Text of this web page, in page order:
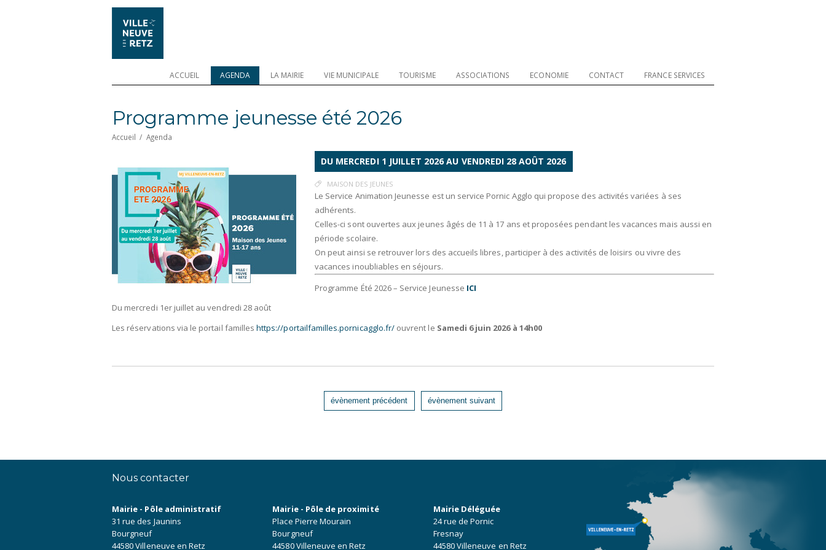
ACCUEIL AGENDA LA MAIRIE VIE MUNICIPALE TOURISME ASSOCIATIONS ECONOMIE CONTACT FRANCE SERVICES
Programme jeunesse été 2026
Accueil / Agenda
DU MERCREDI 1 JUILLET 2026 AU VENDREDI 28 AOÛT 2026
MAISON DES JEUNES
Le Service Animation Jeunesse est un service Pornic Agglo qui propose des activités variées à ses
adhérents.
Celles-ci sont ouvertes aux jeunes âgés de 11 à 17 ans et proposées pendant les vacances mais aussi en
période scolaire.
On peut ainsi se retrouver lors des accueils libres, participer à des activités de loisirs ou vivre des
vacances inoubliables en séjours.
Programme Été 2026 – Service Jeunesse ICI
Du mercredi 1er juillet au vendredi 28 août
Les réservations via le portail familleshttps://portailfamilles.pornicagglo.fr/ ouvrent le Samedi 6 juin 2026 à 14h00
évènement précédent évènement suivant
Nous contacter
Mairie - Pôle administratif
31 rue des Jaunins
Bourgneuf
44580 Villeneuve en Retz
Mairie - Pôle de proximité
Place Pierre Mourain
Bourgneuf
44580 Villeneuve en Retz
Mairie Déléguée
24 rue de Pornic
Fresnay
44580 Villeneuve en Retz